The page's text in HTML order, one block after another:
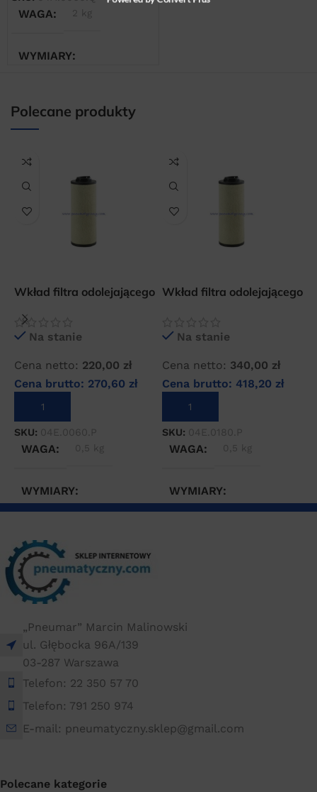
WAGA 2 kg
WYMIARY
Polecane produkty
Wkład filtra odolejającego
Na stanie
Cena netto: 220,00 zł
Cena brutto: 270,60 zł
DODAJ DO KOSZYKA
SKU: 04E.0060.P
WAGA 0,5 kg
WYMIARY
Wkład filtra odolejającego
Na stanie
Cena netto: 340,00 zł
Cena brutto: 418,20 zł
DODAJ DO KOSZYKA
SKU: 04E.0180.P
WAGA 0,5 kg
WYMIARY
„Pneumar” Marcin Malinowski
ul. Głębocka 96A/139
03-287 Warszawa
Telefon: 22 350 57 70
Telefon: 791 250 974
E-mail: pneumatyczny.sklep@gmail.com
Polecane kategorie
Powered by Convert Plus